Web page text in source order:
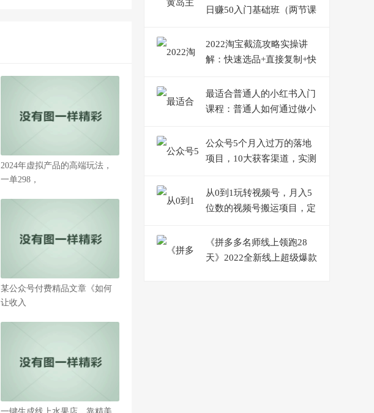
2024年虚拟产品的高端玩法，
一单298，
某公众号付费精品文章《如何
让收入
日赚50入门基础班（两节课
2022淘宝截流攻略实操讲
解：快速选品+直接复制+快
最适合普通人的小红书入门
课程：普通人如何通过做小
公众号5个月入过万的落地
项目，10大获客渠道，实测
从0到1玩转视频号，月入5
位数的视频号搬运项目，定
《拼多多名师线上领跑28
天》2022全新线上超级爆款